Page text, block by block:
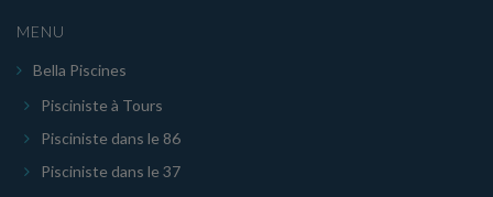
MENU
Bella Piscines
Pisciniste à Tours
Pisciniste dans le 86
Pisciniste dans le 37